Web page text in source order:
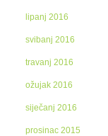
lipanj 2016
svibanj 2016
travanj 2016
ožujak 2016
siječanj 2016
prosinac 2015